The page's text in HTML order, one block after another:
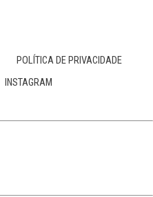
POLÍTICA DE PRIVACIDADE
INSTAGRAM